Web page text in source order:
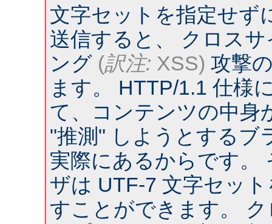
文字セットを指定せず
送信すると、 クロス
ング (訳注: XSS) 攻撃
ます。 HTTP/1.1 仕様
て、コンテンツの中身
"推測" しようとするブ
実際にあるからです。
ザは UTF-7 文字セッ
すことができます。